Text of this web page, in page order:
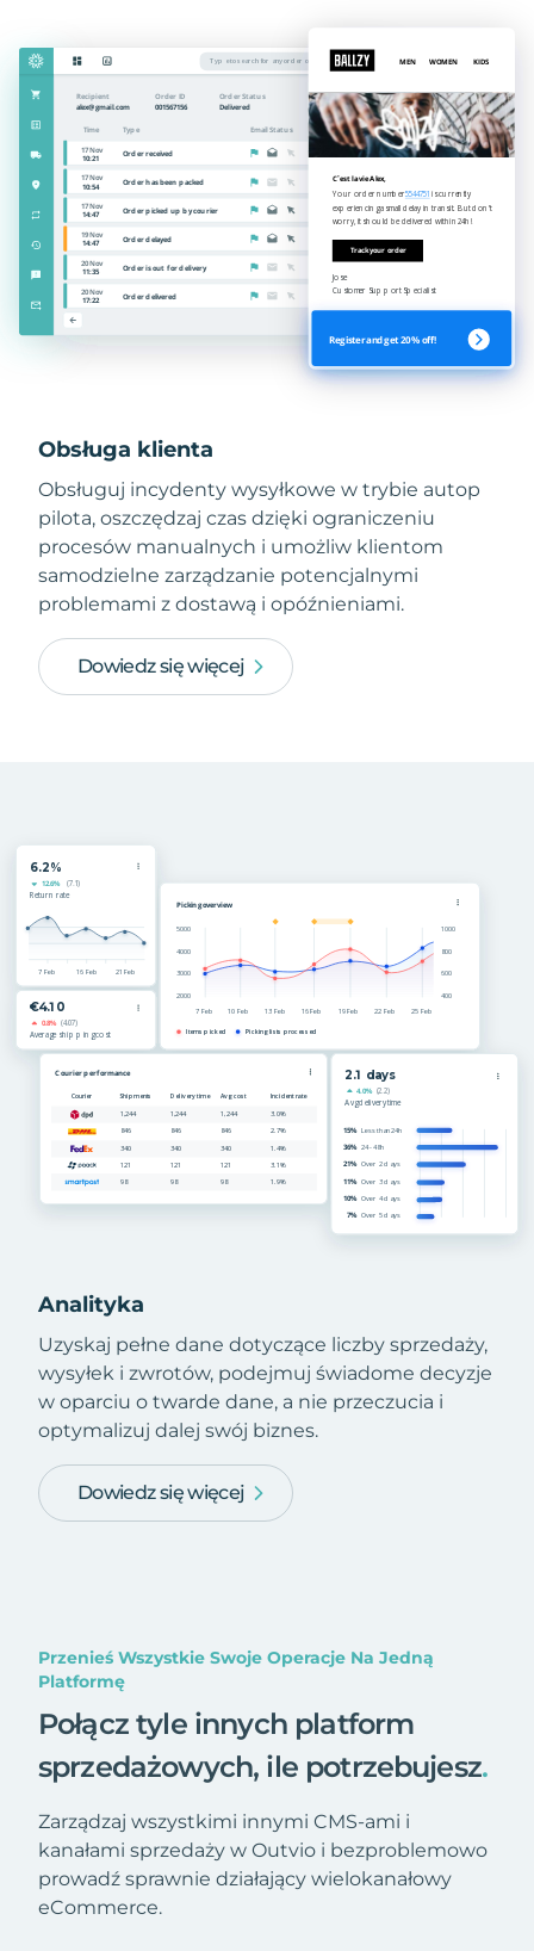
Obsługa klienta
Obsługuj incydenty wysyłkowe w trybie autop
pilota, oszczędzaj czas dzięki ograniczeniu
procesów manualnych i umożliw klientom
samodzielne zarządzanie potencjalnymi
problemami z dostawą i opóźnieniami.
Dowiedz się więcej
Analityka
Uzyskaj pełne dane dotyczące liczby sprzedaży,
wysyłek i zwrotów, podejmuj świadome decyzje
w oparciu o twarde dane, a nie przeczucia i
optymalizuj dalej swój biznes.
Dowiedz się więcej
Przenieś Wszystkie Swoje Operacje Na Jedną
Platformę
Połącz tyle innych platform
sprzedażowych, ile potrzebujesz.
Zarządzaj wszystkimi innymi CMS-ami i
kanałami sprzedaży w Outvio i bezproblemowo
prowadź sprawnie działający wielokanałowy
eCommerce.